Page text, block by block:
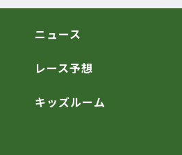
ニュース
レース予想
キッズルーム